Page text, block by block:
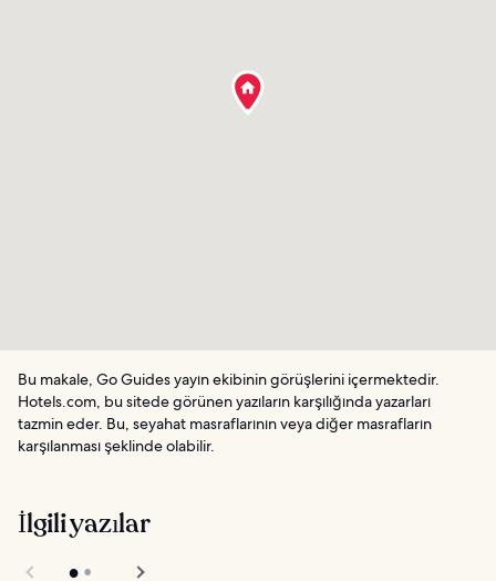
Bu makale, Go Guides yayın ekibinin görüşlerini içermektedir.
Hotels.com, bu sitede görünen yazıların karşılığında yazarları
tazmin eder. Bu, seyahat masraflarının veya diğer masrafların
karşılanması şeklinde olabilir.
İlgili yazılar